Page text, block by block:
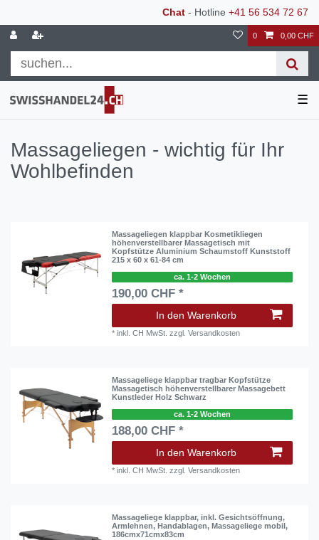
Chat - Hotline +41 56 534 72 67
0 0,00 CHF
☰
Massageliegen - wichtig für Ihr
Wohlbefinden
Massageliegen klappbar Kosmetikliegen
höhenverstellbarer Massagetisch mit
Kopfstütze Aluminium Schaumstoff Kunststoff
215 x 60 x 61-84 cm
ca. 1-2 Wochen
190,00 CHF *
In den Warenkorb
*inkl. CH MwSt. zzgl.Versandkosten
Massageliege klappbar tragbar Kopfstütze
Massagetisch höhenverstellbarer Massagebett
Kunstleder Holz Schwarz
ca. 1-2 Wochen
188,00 CHF *
In den Warenkorb
*inkl. CH MwSt. zzgl.Versandkosten
Massageliege klappbar, inkl. Gesichtsöffnung,
Armlehnen, Handablagen, Massageliege mobil,
186cmx71cmx83cm